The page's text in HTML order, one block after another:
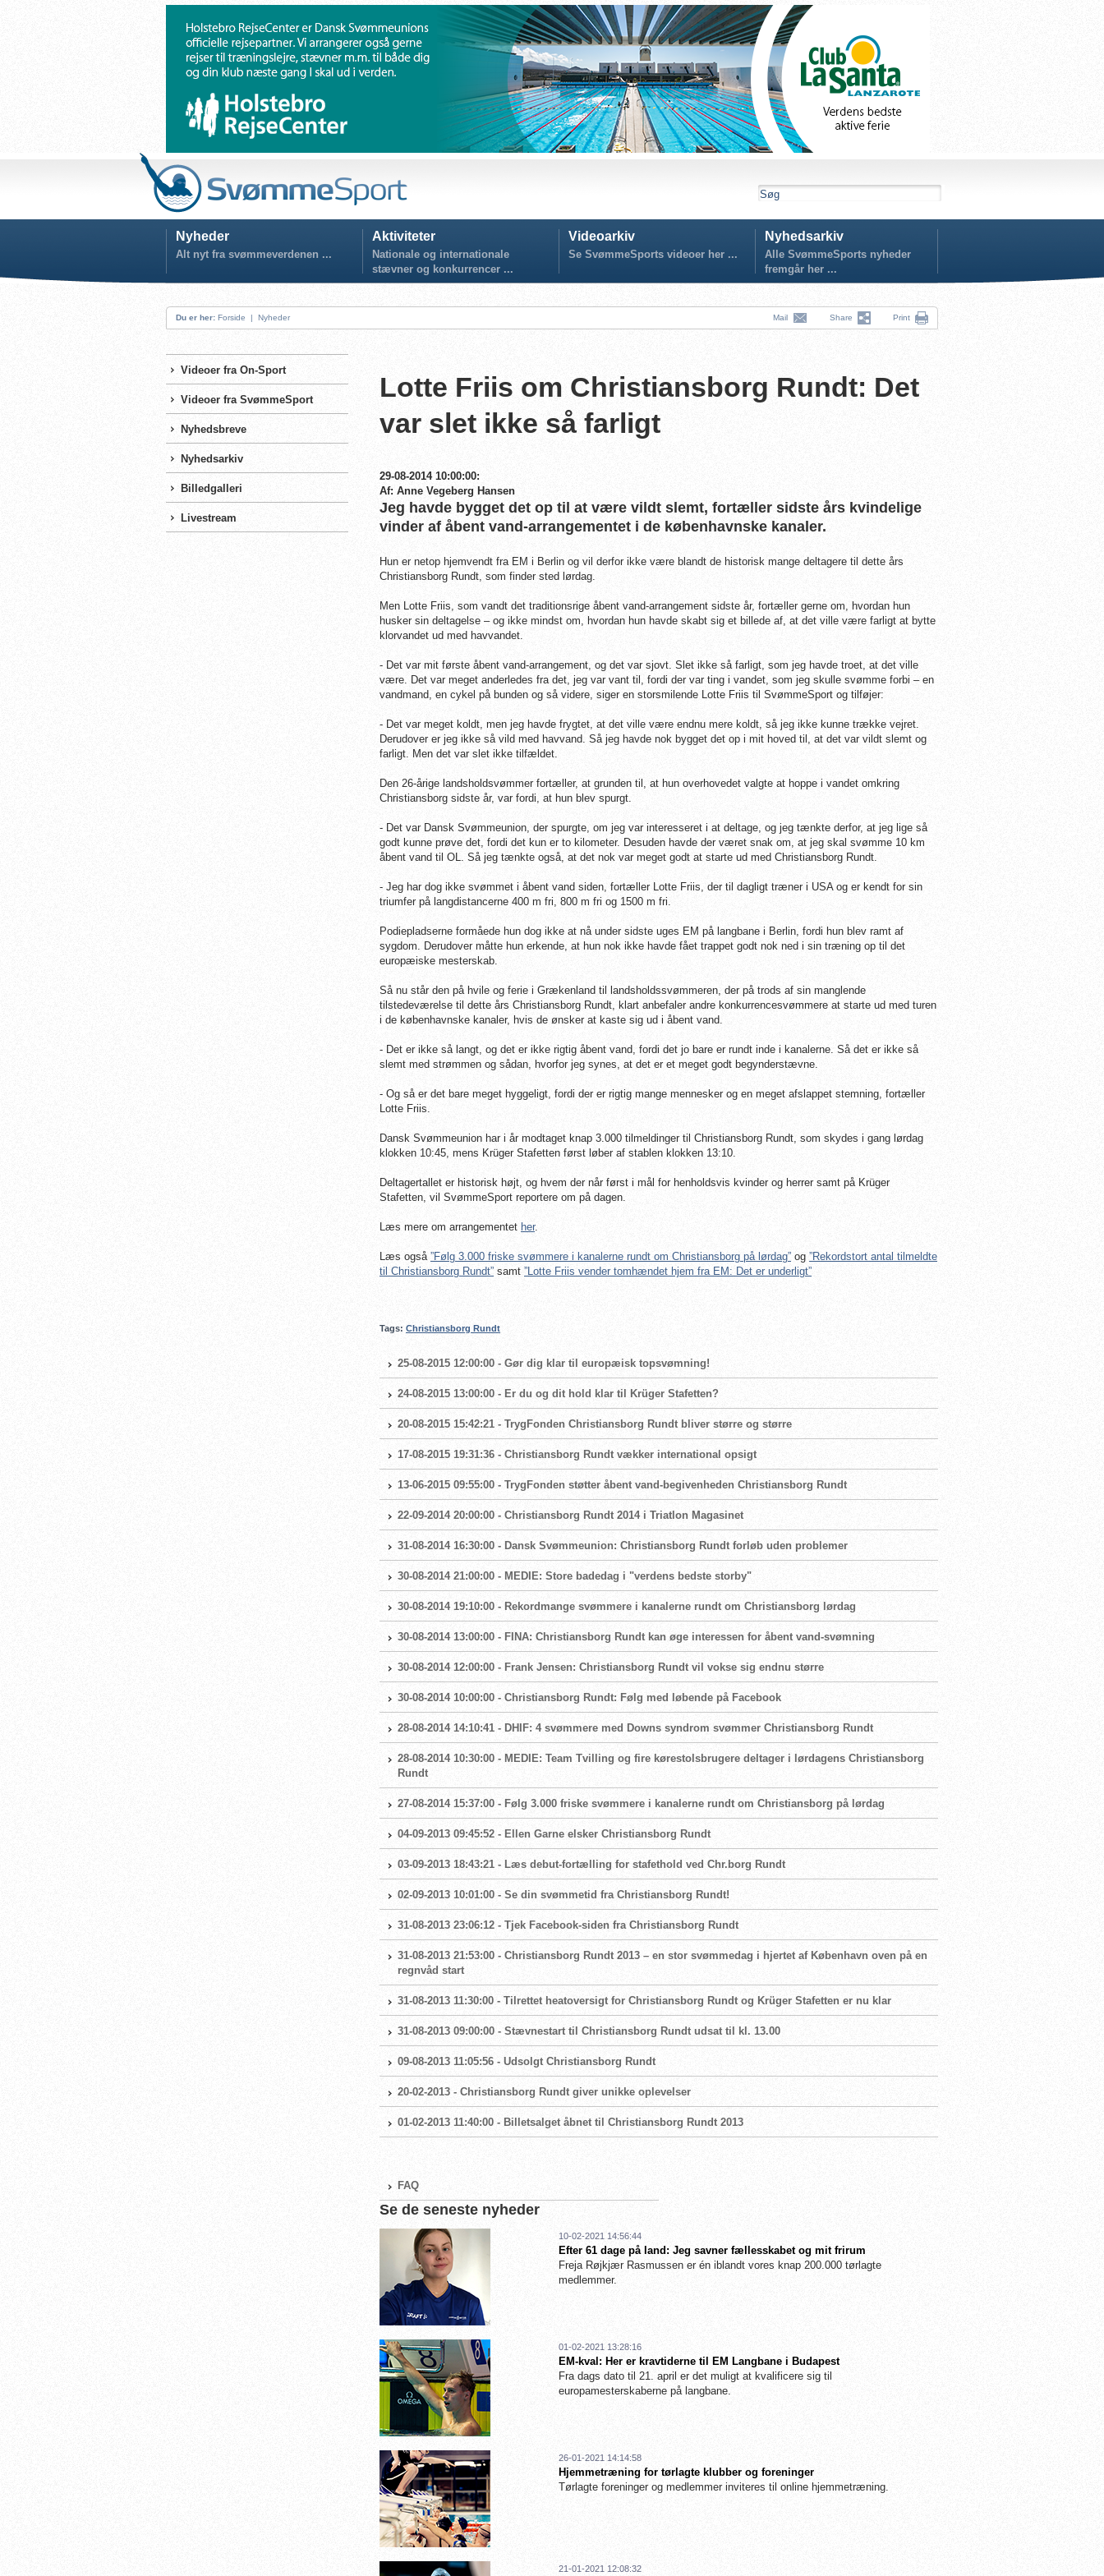
Nyheder
Alt nyt fra svømmeverdenen ...
Aktiviteter
Nationale og internationale
stævner og konkurrencer ...
Videoarkiv
Se SvømmeSports videoer her ...
Nyhedsarkiv
Alle SvømmeSports nyheder
fremgår her ...
Du er her: Forside | Nyheder Mail Share Print
Videoer fra On-Sport
Videoer fra SvømmeSport
Nyhedsbreve
Nyhedsarkiv
Billedgalleri
Livestream
Lotte Friis om Christiansborg Rundt: Det
var slet ikke så farligt
29-08-2014 10:00:00:
Af: Anne Vegeberg Hansen
Jeg havde bygget det op til at være vildt slemt, fortæller sidste års kvindelige
vinder af åbent vand-arrangementet i de københavnske kanaler.
Hun er netop hjemvendt fra EM i Berlin og vil derfor ikke være blandt de historisk mange deltagere til dette års
Christiansborg Rundt, som finder sted lørdag.
Men Lotte Friis, som vandt det traditionsrige åbent vand-arrangement sidste år, fortæller gerne om, hvordan hun
husker sin deltagelse – og ikke mindst om, hvordan hun havde skabt sig et billede af, at det ville være farligt at bytte
klorvandet ud med havvandet.
- Det var mit første åbent vand-arrangement, og det var sjovt. Slet ikke så farligt, som jeg havde troet, at det ville
være. Det var meget anderledes fra det, jeg var vant til, fordi der var ting i vandet, som jeg skulle svømme forbi – en
vandmand, en cykel på bunden og så videre, siger en storsmilende Lotte Friis til SvømmeSport og tilføjer:
- Det var meget koldt, men jeg havde frygtet, at det ville være endnu mere koldt, så jeg ikke kunne trække vejret.
Derudover er jeg ikke så vild med havvand. Så jeg havde nok bygget det op i mit hoved til, at det var vildt slemt og
farligt. Men det var slet ikke tilfældet.
Den 26-årige landsholdsvømmer fortæller, at grunden til, at hun overhovedet valgte at hoppe i vandet omkring
Christiansborg sidste år, var fordi, at hun blev spurgt.
- Det var Dansk Svømmeunion, der spurgte, om jeg var interesseret i at deltage, og jeg tænkte derfor, at jeg lige så
godt kunne prøve det, fordi det kun er to kilometer. Desuden havde der været snak om, at jeg skal svømme 10 km
åbent vand til OL. Så jeg tænkte også, at det nok var meget godt at starte ud med Christiansborg Rundt.
- Jeg har dog ikke svømmet i åbent vand siden, fortæller Lotte Friis, der til dagligt træner i USA og er kendt for sin
triumfer på langdistancerne 400 m fri, 800 m fri og 1500 m fri.
Podiepladserne formåede hun dog ikke at nå under sidste uges EM på langbane i Berlin, fordi hun blev ramt af
sygdom. Derudover måtte hun erkende, at hun nok ikke havde fået trappet godt nok ned i sin træning op til det
europæiske mesterskab.
Så nu står den på hvile og ferie i Grækenland til landsholdssvømmeren, der på trods af sin manglende
tilstedeværelse til dette års Christiansborg Rundt, klart anbefaler andre konkurrencesvømmere at starte ud med turen
i de københavnske kanaler, hvis de ønsker at kaste sig ud i åbent vand.
- Det er ikke så langt, og det er ikke rigtig åbent vand, fordi det jo bare er rundt inde i kanalerne. Så det er ikke så
slemt med strømmen og sådan, hvorfor jeg synes, at det er et meget godt begynderstævne.
- Og så er det bare meget hyggeligt, fordi der er rigtig mange mennesker og en meget afslappet stemning, fortæller
Lotte Friis.
Dansk Svømmeunion har i år modtaget knap 3.000 tilmeldinger til Christiansborg Rundt, som skydes i gang lørdag
klokken 10:45, mens Krüger Stafetten først løber af stablen klokken 13:10.
Deltagertallet er historisk højt, og hvem der når først i mål for henholdsvis kvinder og herrer samt på Krüger
Stafetten, vil SvømmeSport reportere om på dagen.
Læs mere om arrangementet her.
Læs også ”Følg 3.000 friske svømmere i kanalerne rundt om Christiansborg på lørdag” og ”Rekordstort antal tilmeldte
til Christiansborg Rundt” samt ”Lotte Friis vender tomhændet hjem fra EM: Det er underligt”
Tags: Christiansborg Rundt
25-08-2015 12:00:00 - Gør dig klar til europæisk topsvømning!
24-08-2015 13:00:00 - Er du og dit hold klar til Krüger Stafetten?
20-08-2015 15:42:21 - TrygFonden Christiansborg Rundt bliver større og større
17-08-2015 19:31:36 - Christiansborg Rundt vækker international opsigt
13-06-2015 09:55:00 - TrygFonden støtter åbent vand-begivenheden Christiansborg Rundt
22-09-2014 20:00:00 - Christiansborg Rundt 2014 i Triatlon Magasinet
31-08-2014 16:30:00 - Dansk Svømmeunion: Christiansborg Rundt forløb uden problemer
30-08-2014 21:00:00 - MEDIE: Store badedag i "verdens bedste storby"
30-08-2014 19:10:00 - Rekordmange svømmere i kanalerne rundt om Christiansborg lørdag
30-08-2014 13:00:00 - FINA: Christiansborg Rundt kan øge interessen for åbent vand-svømning
30-08-2014 12:00:00 - Frank Jensen: Christiansborg Rundt vil vokse sig endnu større
30-08-2014 10:00:00 - Christiansborg Rundt: Følg med løbende på Facebook
28-08-2014 14:10:41 - DHIF: 4 svømmere med Downs syndrom svømmer Christiansborg Rundt
28-08-2014 10:30:00 - MEDIE: Team Tvilling og fire kørestolsbrugere deltager i lørdagens Christiansborg
Rundt
27-08-2014 15:37:00 - Følg 3.000 friske svømmere i kanalerne rundt om Christiansborg på lørdag
04-09-2013 09:45:52 - Ellen Garne elsker Christiansborg Rundt
03-09-2013 18:43:21 - Læs debut-fortælling for stafethold ved Chr.borg Rundt
02-09-2013 10:01:00 - Se din svømmetid fra Christiansborg Rundt!
31-08-2013 23:06:12 - Tjek Facebook-siden fra Christiansborg Rundt
31-08-2013 21:53:00 - Christiansborg Rundt 2013 – en stor svømmedag i hjertet af København oven på en
regnvåd start
31-08-2013 11:30:00 - Tilrettet heatoversigt for Christiansborg Rundt og Krüger Stafetten er nu klar
31-08-2013 09:00:00 - Stævnestart til Christiansborg Rundt udsat til kl. 13.00
09-08-2013 11:05:56 - Udsolgt Christiansborg Rundt
20-02-2013 - Christiansborg Rundt giver unikke oplevelser
01-02-2013 11:40:00 - Billetsalget åbnet til Christiansborg Rundt 2013
FAQ
Se de seneste nyheder
10-02-2021 14:56:44
Efter 61 dage på land: Jeg savner fællesskabet og mit frirum
Freja Røjkjær Rasmussen er én iblandt vores knap 200.000 tørlagte
medlemmer.
01-02-2021 13:28:16
EM-kval: Her er kravtiderne til EM Langbane i Budapest
Fra dags dato til 21. april er det muligt at kvalificere sig til
europamesterskaberne på langbane.
26-01-2021 14:14:58
Hjemmetræning for tørlagte klubber og foreninger
Tørlagte foreninger og medlemmer inviteres til online hjemmetræning.
21-01-2021 12:08:32